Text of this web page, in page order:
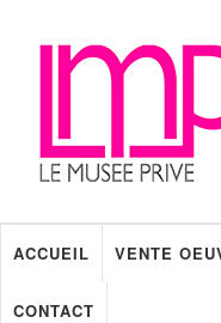
ACCUEIL VENTE
CONTACT